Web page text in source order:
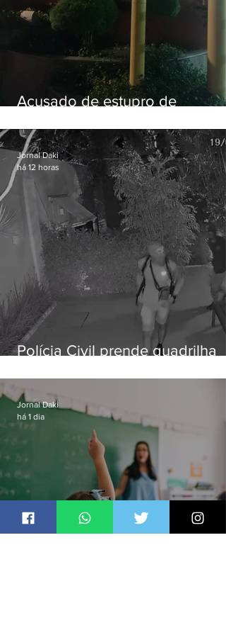
Acusado de estupro de
Polícia Civil prende quadrilha
residências de luxo no Rio
Jornal Daki
há 12 horas
Jornal Daki
há 1 dia